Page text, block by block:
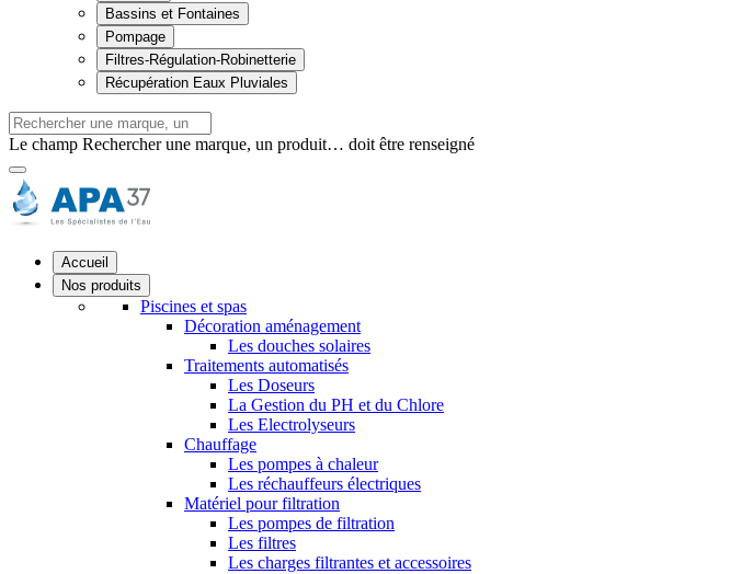
Bassins et Fontaines
Pompage
Filtres-Régulation-Robinetterie
Récupération Eaux Pluviales
Le champ Rechercher une marque, un produit… doit être renseigné
Accueil
Nos produits
Piscines et spas
Décoration aménagement
Les douches solaires
Traitements automatisés
Les Doseurs
La Gestion du PH et du Chlore
Les Electrolyseurs
Chauffage
Les pompes à chaleur
Les réchauffeurs électriques
Matériel pour filtration
Les pompes de filtration
Les filtres
Les charges filtrantes et accessoires